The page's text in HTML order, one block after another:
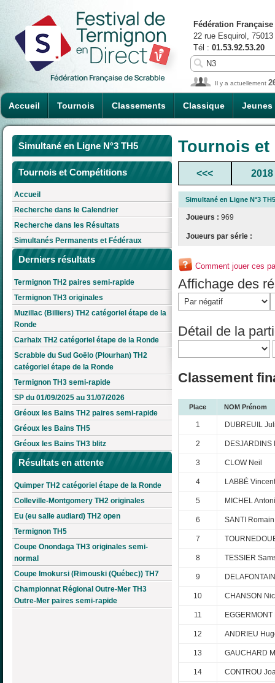
Accueil Tournois Classements Classique Jeunes
Fédération
22 rue Esquirol,
Tél : 01.53.92.53.20
Il y a actuellement
Simultané en Ligne N°3 TH5
Tournois et Compétitions
Accueil
Recherche dans le Calendrier
Recherche dans les Résultats
Simultanés Permanents et Fédéraux
Derniers résultats
Termignon TH2 paires semi-rapide
Termignon TH3 originales
Muzillac (Billiers) TH2 catégoriel étape de la
Ronde
Carhaix TH2 catégoriel étape de la Ronde
Scrabble du Sud Goëlo (Plourhan) TH2
catégoriel étape de la Ronde
Termignon TH3 semi-rapide
SP du 01/09/2025 au 31/07/2026
Gréoux les Bains TH2 paires semi-rapide
Gréoux les Bains TH5
Gréoux les Bains TH3 blitz
Résultats en attente
Quimper TH2 catégoriel étape de la Ronde
Colleville-Montgomery TH2 originales
Eu (eu salle audiard) TH2 open
Termignon TH5
Coupe Onondaga TH3 originales semi-
normal
Coupe Imokursi (Rimouski (Québec)) TH7
Championnat Régional Outre-Mer TH3
Outre-Mer paires semi-rapide
Tournois
<<< 2018
Simultané en Ligne N°3 TH5
Joueurs : 969
Joueurs par série :
Comment jouer ces
Affichage des
Détail de la
Classement
Place NOM Prénom
1 DUBREUIL
2 DESJARDINS
3 CLOW Neil
4 LABBÉ Vincent
5 MICHEL
6 SANTI Romain
7
8 TESSIER
9
10 CHANSON
11
12 ANDRIEU
13 GAUCHARD
14 CONTROU